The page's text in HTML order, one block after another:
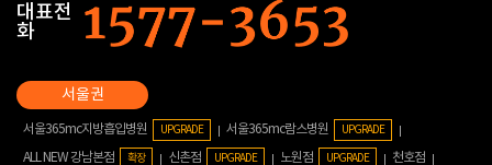
대표전
화
서울365mc지방흡입병원 UPGRADE 서울365mc람스병원 UPGRADE
ALL NEW 강남본점 확장 신촌점 UPGRADE 노원점 UPGRADE
천호점